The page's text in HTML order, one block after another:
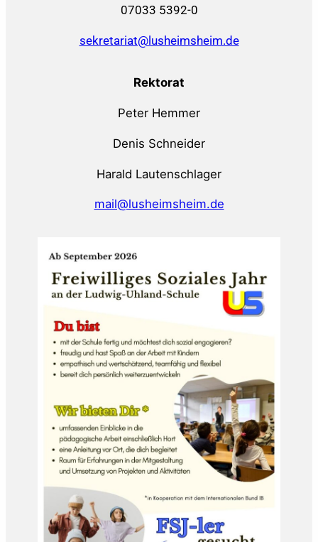
07033 5392-0
sekretariat@lusheimsheim.de
Rektorat
Peter Hemmer
Denis Schneider
Harald Lautenschlager
mail@lusheimsheim.de